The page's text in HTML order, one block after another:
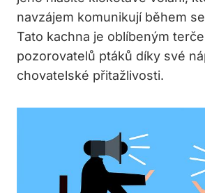
navzájem komunikují během​
Tato kachna je oblíbeným‌
pozorovatelů⁣ ptáků ‍díky své
chovatelské ⁤přitažlivosti.